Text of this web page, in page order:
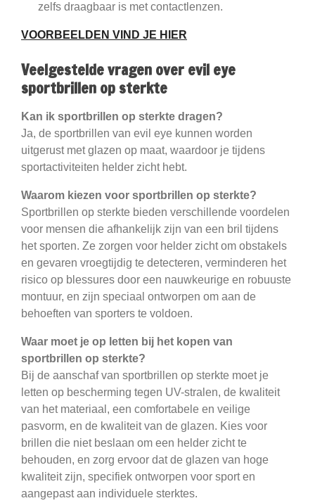
zelfs draagbaar is met contactlenzen.
VOORBEELDEN VIND JE HIER
Veelgestelde vragen over evil eye
sportbrillen op sterkte
Kan ik sportbrillen op sterkte dragen?
Ja, de sportbrillen van evil eye kunnen worden
uitgerust met glazen op maat, waardoor je tijdens
sportactiviteiten helder zicht hebt.
Waarom kiezen voor sportbrillen op sterkte?
Sportbrillen op sterkte bieden verschillende voordelen
voor mensen die afhankelijk zijn van een bril tijdens
het sporten. Ze zorgen voor helder zicht om obstakels
en gevaren vroegtijdig te detecteren, verminderen het
risico op blessures door een nauwkeurige en robuuste
montuur, en zijn speciaal ontworpen om aan de
behoeften van sporters te voldoen.
Waar moet je op letten bij het kopen van
sportbrillen op sterkte?
Bij de aanschaf van sportbrillen op sterkte moet je
letten op bescherming tegen UV-stralen, de kwaliteit
van het materiaal, een comfortabele en veilige
pasvorm, en de kwaliteit van de glazen. Kies voor
brillen die niet beslaan om een helder zicht te
behouden, en zorg ervoor dat de glazen van hoge
kwaliteit zijn, specifiek ontworpen voor sport en
aangepast aan individuele sterktes.